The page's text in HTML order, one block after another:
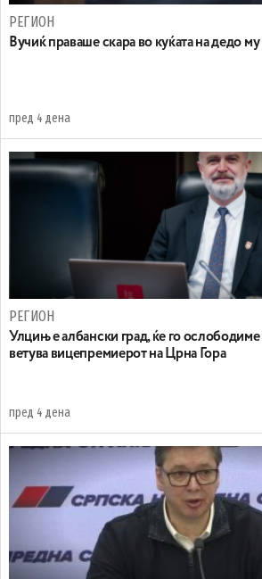
РЕГИОН
Вучиќ праваше скара во куќата на дедо
пред 4 дена
РЕГИОН
Улцињ е албански град, ќе го ослободиме
ветува вицепремиерот на Црна Гора
пред 4 дена